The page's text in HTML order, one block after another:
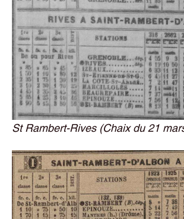
St Rambert-Rives (Chaix du 21